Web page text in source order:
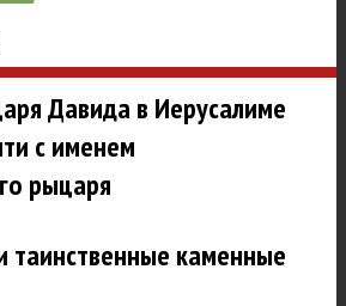
Давида в Иерусалиме
с именем
рыцаря
таинственные каменные